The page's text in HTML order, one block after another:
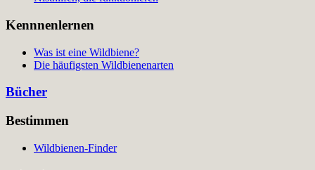
Kennnenlernen
Was ist eine Wildbiene?
Die häufigsten Wildbienenarten
Bücher
Bestimmen
Wildbienen-Finder